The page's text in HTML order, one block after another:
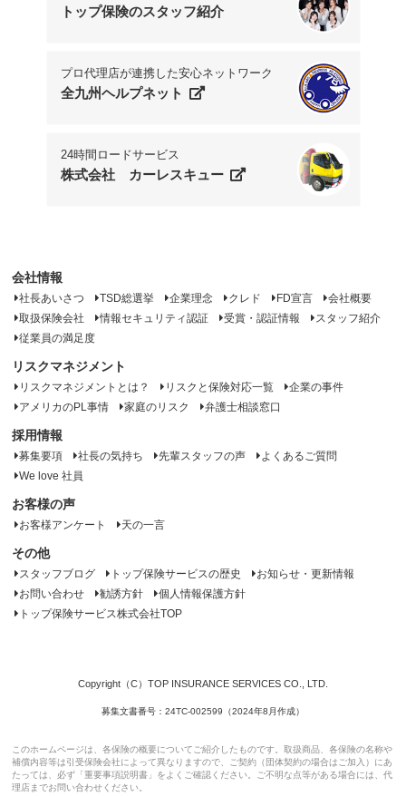
トップ保険のスタッフ紹介
プロ代理店が連携した安心ネットワーク
全九州ヘルプネット
24時間ロードサービス
株式会社 カーレスキュー
会社情報
社長あいさつ TSD総選挙 企業理念 クレド FD宣言
会社概要
取扱保険会社
情報セキュリティ認証 受賞・認証情報
スタッフ紹介
従業員の満足度
リスクマネジメント
リスクマネジメントとは？ リスクと保険対応一覧
企業の事件
アメリカのPL事情
家庭のリスク 弁護士相談窓口
採用情報
募集要項 社長の気持ち 先輩スタッフの声
よくあるご質問
We love 社員
お客様の声
お客様アンケート 天の一言
その他
スタッフブログ トップ保険サービスの歴史
お知らせ・更新情報
お問い合わせ
勧誘方針
個人情報保護方針
トップ保険サービス株式会社TOP
Copyright（C）TOP INSURANCE SERVICES CO., LTD.
募集文書番号：24TC-002599（2024年8月作成）
このホームページは、各保険の概要についてご紹介したものです。取扱商品、各保険の名称や
補償内容等は引受保険会社によって異なりますので、ご契約（団体契約の場合はご加入）にあ
たっては、必ず「重要事項説明書」をよくご確認ください。ご不明な点等がある場合には、代
理店までお問い合わせください。